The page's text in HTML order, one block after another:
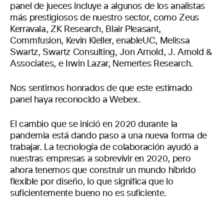
panel de jueces incluye a algunos de los analistas
más prestigiosos de nuestro sector, como Zeus
Kerravala, ZK Research, Blair Pleasant,
Commfusion, Kevin Kieller, enableUC, Melissa
Swartz, Swartz Consulting, Jon Arnold, J. Arnold &
Associates, e Irwin Lazar, Nemertes Research.
Nos sentimos honrados de que este estimado
panel haya reconocido a Webex.
El cambio que se inició en 2020 durante la
pandemia está dando paso a una nueva forma de
trabajar. La tecnología de colaboración ayudó a
nuestras empresas a sobrevivir en 2020, pero
ahora tenemos que construir un mundo híbrido
flexible por diseño, lo que significa que lo
suficientemente bueno no es suficiente.